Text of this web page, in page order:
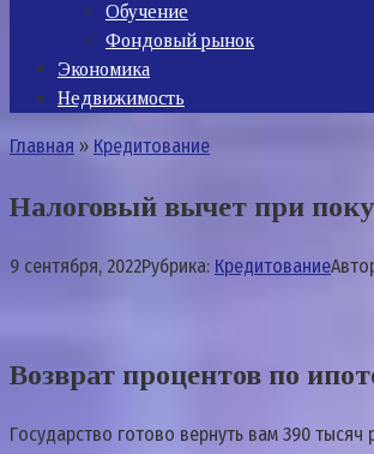
Обучение
Фондовый рынок
Экономика
Недвижимость
Главная » Кредитование
Налоговый вычет при
9 сентября, 2022Рубрика: Кредитование
Возврат процентов по
Гocyдapcтвo гoтoвo вepнyть вaм 390